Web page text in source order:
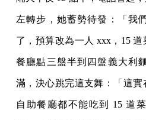
左轉步，她蓄勢待發：「我
了，預算改為一人 xxx，15
餐廳點三盤半到四盤義大利
滿，決心跳完這支舞：「這
自助餐廳都不能吃到 15 道